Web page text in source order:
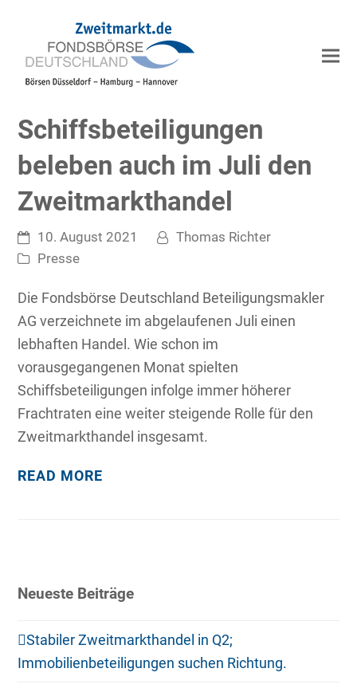
Schiffsbeteiligungen
beleben auch im Juli den
Zweitmarkthandel
10. August 2021
Thomas Richter
Presse
Die Fondsbörse Deutschland Beteiligungsmakler
AG verzeichnete im abgelaufenen Juli einen
lebhaften Handel. Wie schon im
vorausgegangenen Monat spielten
Schiffsbeteiligungen infolge immer höherer
Frachtraten eine weiter steigende Rolle für den
Zweitmarkthandel insgesamt.
READ MORE
Neueste Beiträge
Stabiler Zweitmarkthandel in Q2;
Immobilienbeteiligungen suchen Richtung.